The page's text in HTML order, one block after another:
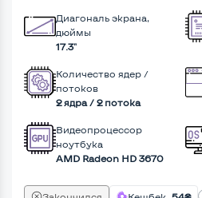
Диагональ экрана,
дюймы
17.3"
Количество ядер /
потоков
2 ядра / 2 потока
Видеопроцессор
ноутбука
AMD Radeon HD 3670